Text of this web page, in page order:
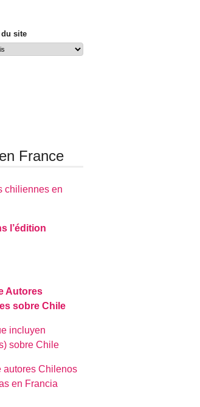
du site
France
chiliennes en
l’édition
Autores
sobre Chile
incluyen
sobre Chile
autores Chilenos
en Francia